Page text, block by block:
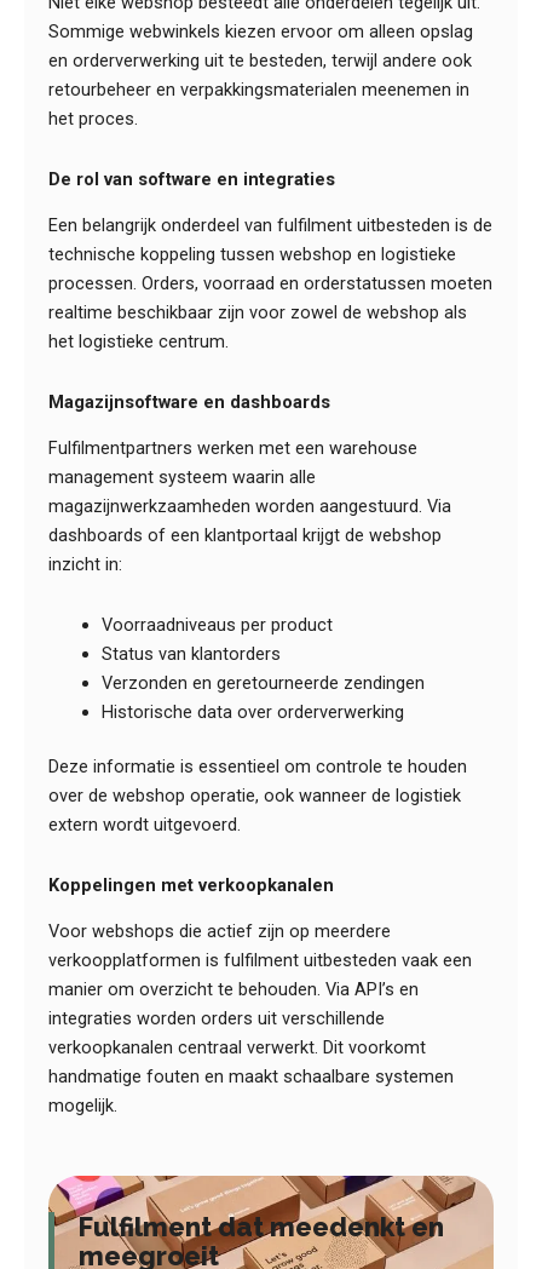
Sommige webwinkels kiezen ervoor om alleen opslag
en orderverwerking uit te besteden, terwijl andere ook
retourbeheer en verpakkingsmaterialen meenemen in
het proces.
De rol van software en integraties
Een belangrijk onderdeel van fulfilment uitbesteden is de
technische koppeling tussen webshop en logistieke
processen. Orders, voorraad en orderstatussen moeten
realtime beschikbaar zijn voor zowel de webshop als
het logistieke centrum.
Magazijnsoftware en dashboards
Fulfilmentpartners werken met een warehouse
management systeem waarin alle
magazijnwerkzaamheden worden aangestuurd. Via
dashboards of een klantportaal krijgt de webshop
inzicht in:
Voorraadniveaus per product
Status van klantorders
Verzonden en geretourneerde zendingen
Historische data over orderverwerking
Deze informatie is essentieel om controle te houden
over de webshop operatie, ook wanneer de logistiek
extern wordt uitgevoerd.
Koppelingen met verkoopkanalen
Voor webshops die actief zijn op meerdere
verkoopplatformen is fulfilment uitbesteden vaak een
manier om overzicht te behouden. Via API’s en
integraties worden orders uit verschillende
verkoopkanalen centraal verwerkt. Dit voorkomt
handmatige fouten en maakt schaalbare systemen
mogelijk.
Fulfilment dat meedenkt en
meegroeit